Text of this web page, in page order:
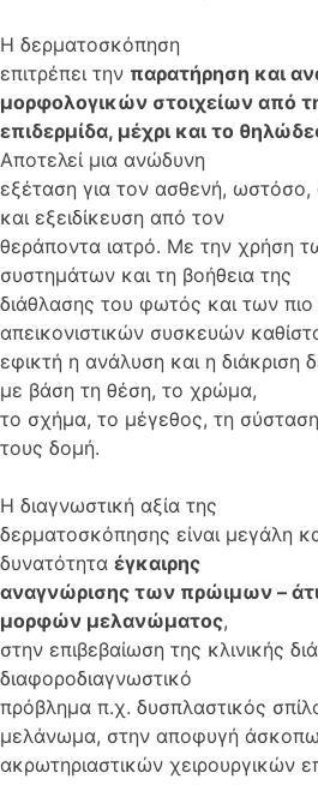
Η δερματοσκόπηση
επιτρέπει την παρατήρηση και
μορφολογικών στοιχείων από
επιδερμίδα, μέχρι και το
Αποτελεί μια ανώδυνη
εξέταση για τον ασθενή, ωστόσο,
και εξειδίκευση από τον
θεράποντα ιατρό. Με την χρήση
συστημάτων και τη βοήθεια της
διάθλασης του φωτός και των
απεικονιστικών συσκευών
εφικτή η ανάλυση και η
με βάση τη θέση, το χρώμα,
το σχήμα, το μέγεθος, τη
τους δομή.
H διαγνωστική αξία της
δερματοσκόπησης είναι μεγάλη
δυνατότητα έγκαιρης
αναγνώρισης των πρώιμων –
μορφών μελανώματος,
στην επιβεβαίωση της κλινικής
διαφοροδιαγνωστικό
πρόβλημα π.χ. δυσπλαστικός
μελάνωμα, στην αποφυγή
ακρωτηριαστικών χειρουργικών